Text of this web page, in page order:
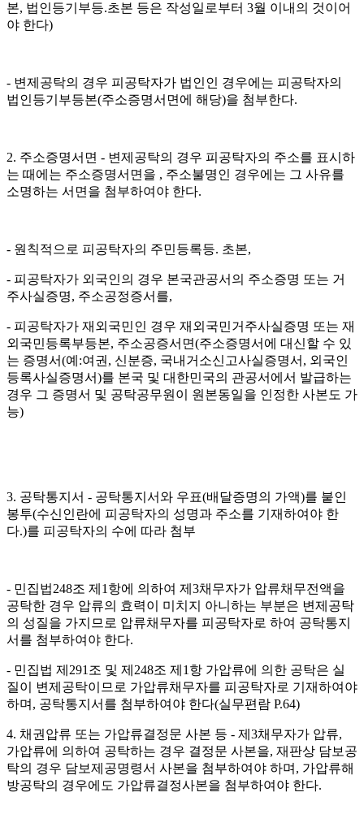
본, 법인등기부등.초본 등은 작성일로부터 3월 이내의 것이어
야 한다)
- 변제공탁의 경우 피공탁자가 법인인 경우에는 피공탁자의
법인등기부등본(주소증명서면에 해당)을 첨부한다.
2. 주소증명서면 - 변제공탁의 경우 피공탁자의 주소를 표시하
는 때에는 주소증명서면을 , 주소불명인 경우에는 그 사유를
소명하는 서면을 첨부하여야 한다.
- 원칙적으로 피공탁자의 주민등록등. 초본,
- 피공탁자가 외국인의 경우 본국관공서의 주소증명 또는 거
주사실증명, 주소공정증서를,
- 피공탁자가 재외국민인 경우 재외국민거주사실증명 또는 재
외국민등록부등본, 주소공증서면(주소증명서에 대신할 수 있
는 증명서(예:여권, 신분증, 국내거소신고사실증명서, 외국인
등록사실증명서)를 본국 및 대한민국의 관공서에서 발급하는
경우 그 증명서 및 공탁공무원이 원본동일을 인정한 사본도 가
능)
3. 공탁통지서 - 공탁통지서와 우표(배달증명의 가액)를 붙인
봉투(수신인란에 피공탁자의 성명과 주소를 기재하여야 한
다.)를 피공탁자의 수에 따라 첨부
- 민집법248조 제1항에 의하여 제3채무자가 압류채무전액을
공탁한 경우 압류의 효력이 미치지 아니하는 부분은 변제공탁
의 성질을 가지므로 압류채무자를 피공탁자로 하여 공탁통지
서를 첨부하여야 한다.
- 민집법 제291조 및 제248조 제1항 가압류에 의한 공탁은 실
질이 변제공탁이므로 가압류채무자를 피공탁자로 기재하여야
하며, 공탁통지서를 첨부하여야 한다(실무편람 P.64)
4. 채권압류 또는 가압류결정문 사본 등 - 제3채무자가 압류,
가압류에 의하여 공탁하는 경우 결정문 사본을, 재판상 담보공
탁의 경우 담보제공명령서 사본을 첨부하여야 하며, 가압류해
방공탁의 경우에도 가압류결정사본을 첨부하여야 한다.